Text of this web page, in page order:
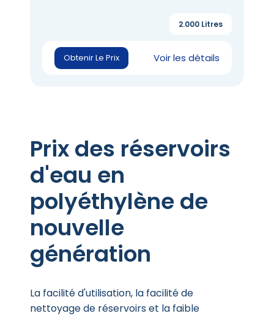
Obtenir Le Prix Voir les détails
2.000 Litres
Prix des réservoirs
d'eau en
polyéthylène de
nouvelle
génération
La facilité d'utilisation, la facilité de
nettoyage de réservoirs et la faible